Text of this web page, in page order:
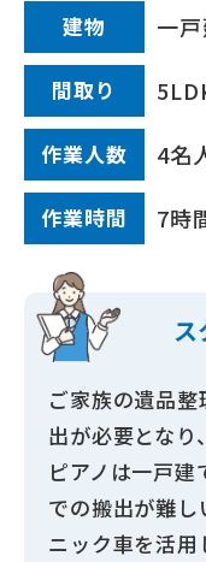
建物 一
間取り
作業⼈数 4名
作業時間 7時
ス
ご家族の遺品
出が必要となり
ピアノは一戸
での搬出が難
ニック車を活